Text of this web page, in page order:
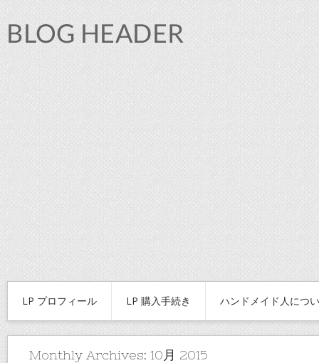
LP プロフィール LP 購入手続き ハンドメイド人につ
Monthly Archives: 10月 2015